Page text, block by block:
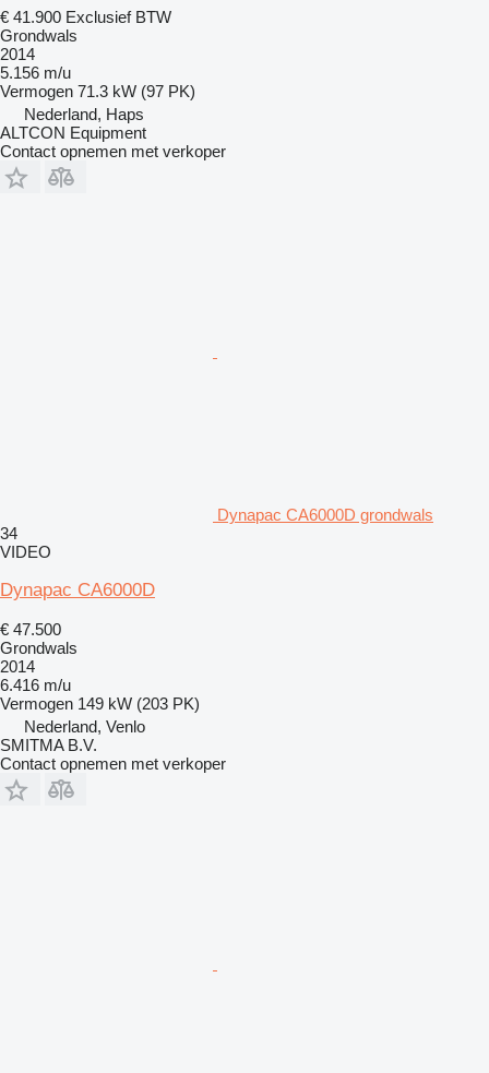
€ 41.900 Exclusief BTW
Grondwals
2014
5.156 m/u
Vermogen 71.3 kW (97 PK)
Nederland, Haps
ALTCON Equipment
Contact opnemen met verkoper
Dynapac CA6000D grondwals
34
VIDEO
Dynapac CA6000D
€ 47.500
Grondwals
2014
6.416 m/u
Vermogen 149 kW (203 PK)
Nederland, Venlo
SMITMA B.V.
Contact opnemen met verkoper